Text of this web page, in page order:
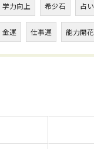
学力向上 希少石 占い
金運 仕事運 能力開花